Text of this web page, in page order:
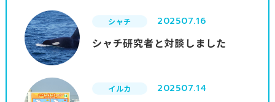
シャチ 202507.16
シャチ研究者と対談しました
イルカ 202507.14